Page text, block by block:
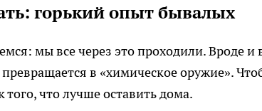
горький опыт бывалых
мы все через это проходили. Вроде
превращается в «химическое оружие».
что лучше оставить дома.